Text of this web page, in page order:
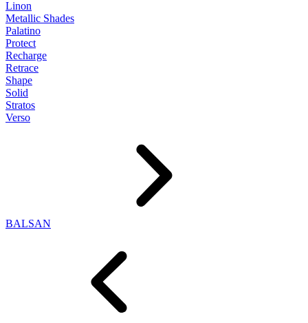
Linon
Metallic Shades
Palatino
Protect
Recharge
Retrace
Shape
Solid
Stratos
Verso
BALSAN